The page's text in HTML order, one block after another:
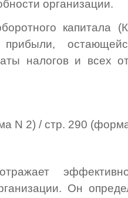
организации.
капитала
налогов и всех
2) / стр. 290
Он